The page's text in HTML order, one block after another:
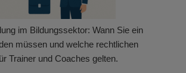
im Bildungssektor: Wann Sie ein
müssen und welche rechtlichen
Trainer und Coaches gelten.